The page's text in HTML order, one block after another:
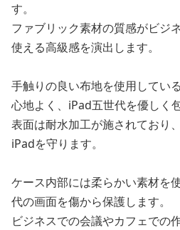
す。
ファブリック素材の質感がビジ
使える高級感を演出します。
手触りの良い布地を使用してい
心地よく、iPad五世代を優しく
表面は耐水加工が施されており
iPadを守ります。
ケース内部には柔らかい素材を
代の画面を傷から保護します。
ビジネスでの会議やカフェでの